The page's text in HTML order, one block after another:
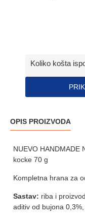
Koliko košta
OPIS PROIZVODA
NUEVO HANDMADE
kocke 70 g
Kompletna hrana za
Sastav: riba i
aditiv od bujona